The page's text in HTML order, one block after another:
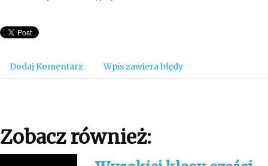
Dodaj Komentarz Wpis zawiera błędy
Zobacz również: